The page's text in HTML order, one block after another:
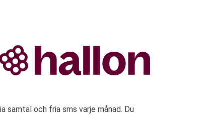
samtal och fria sms varje månad. Du